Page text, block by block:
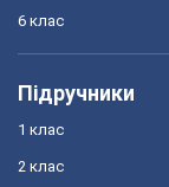
6 клас
Підручники
1 клас
2 клас